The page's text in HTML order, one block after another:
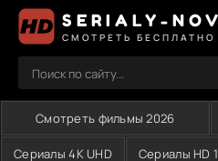
SERIALY-
СМОТРЕТЬ БЕСПЛАТНО
Смотреть фильмы 2026
Сериалы 4K UHD Сериалы HD